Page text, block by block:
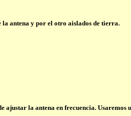
antena y por el otro aislados de tierra.
la antena en frecuencia. Usaremos